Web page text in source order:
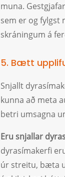
muna.
sem er og fylgst
skráningum á
5. Bætt
Snjallt
kunna að meta
betri umsagna
Eru snjallar
dyrasímakerfi
úr streitu, bæta